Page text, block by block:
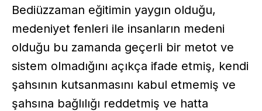
Bediüzzaman eğitimin yaygın olduğu,
medeniyet fenleri ile insanların medeni
olduğu bu zamanda geçerli bir metot ve
sistem olmadığını açıkça ifade etmiş, kendi
şahsının kutsanmasını kabul etmemiş ve
şahsına bağlılığı reddetmiş ve hatta